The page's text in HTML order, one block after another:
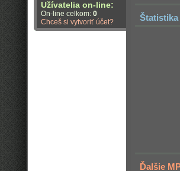
Užívatelia on-line:
On-line celkom: 0
Chceš si vytvoriť účet?
Štatistika
Ďalšie